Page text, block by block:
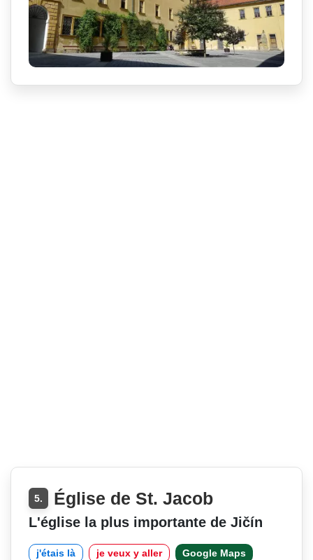
5. Église de St. Jacob
L'église la plus importante de Jičín
j'étais là je veux y aller Google Maps